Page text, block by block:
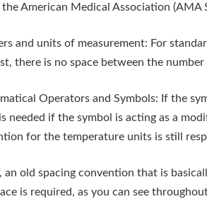
American Medical Association (AMA
and units of measurement: For
there is no space between the
Operators and Symbols: If the
needed if the symbol is acting as a
for the temperature units is still
an old spacing convention that is
is required, as you can see